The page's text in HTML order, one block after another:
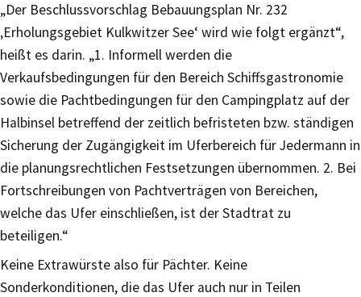
„Der Beschlussvorschlag Bebauungsplan Nr. 232
‚Erholungsgebiet Kulkwitzer See‘ wird wie folgt ergänzt“,
heißt es darin. „1. Informell werden die
Verkaufsbedingungen für den Bereich Schiffsgastronomie
sowie die Pachtbedingungen für den Campingplatz auf der
Halbinsel betreffend der zeitlich befristeten bzw. ständigen
Sicherung der Zugängigkeit im Uferbereich für Jedermann in
die planungsrechtlichen Festsetzungen übernommen. 2. Bei
Fortschreibungen von Pachtverträgen von Bereichen,
welche das Ufer einschließen, ist der Stadtrat zu
beteiligen.“
Keine Extrawürste also für Pächter. Keine
Sonderkonditionen, die das Ufer auch nur in Teilen